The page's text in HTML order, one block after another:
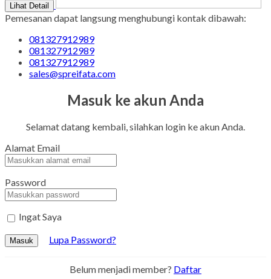
Lihat Detail
Pemesanan dapat langsung menghubungi kontak dibawah:
081327912989
081327912989
081327912989
sales@spreifata.com
Masuk ke akun Anda
Selamat datang kembali, silahkan login ke akun Anda.
Alamat Email
Password
Ingat Saya
Masuk Lupa Password?
Belum menjadi member? Daftar